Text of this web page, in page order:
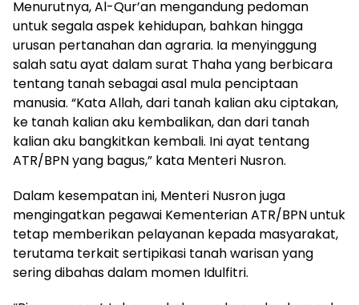
Menurutnya, Al-Qur’an mengandung pedoman
untuk segala aspek kehidupan, bahkan hingga
urusan pertanahan dan agraria. Ia menyinggung
salah satu ayat dalam surat Thaha yang berbicara
tentang tanah sebagai asal mula penciptaan
manusia. “Kata Allah, dari tanah kalian aku ciptakan,
ke tanah kalian aku kembalikan, dan dari tanah
kalian aku bangkitkan kembali. Ini ayat tentang
ATR/BPN yang bagus,” kata Menteri Nusron.
Dalam kesempatan ini, Menteri Nusron juga
mengingatkan pegawai Kementerian ATR/BPN untuk
tetap memberikan pelayanan kepada masyarakat,
terutama terkait sertipikasi tanah warisan yang
sering dibahas dalam momen Idulfitri.